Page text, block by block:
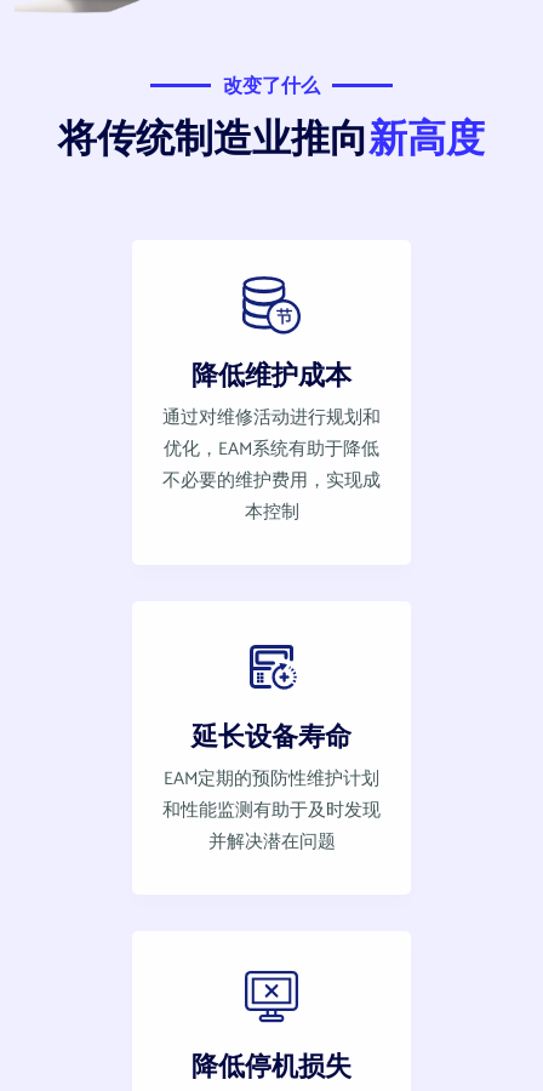
改变了什么
将传统制造业推向新高度
降低维护成本
通过对维修活动进行规划和
优化，EAM系统有助于降低
不必要的维护费用，实现成
本控制
延长设备寿命
EAM定期的预防性维护计划
和性能监测有助于及时发现
并解决潜在问题
降低停机损失